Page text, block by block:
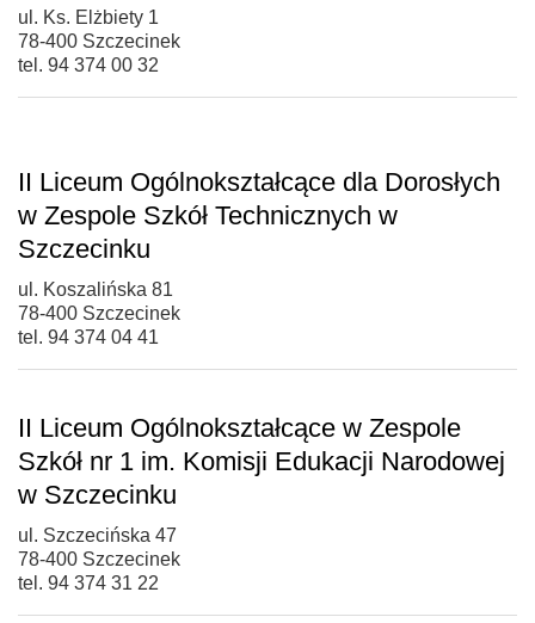
ul. Ks. Elżbiety 1
78-400 Szczecinek
tel. 94 374 00 32
II Liceum Ogólnokształcące dla Dorosłych
w Zespole Szkół Technicznych w
Szczecinku
ul. Koszalińska 81
78-400 Szczecinek
tel. 94 374 04 41
II Liceum Ogólnokształcące w Zespole
Szkół nr 1 im. Komisji Edukacji Narodowej
w Szczecinku
ul. Szczecińska 47
78-400 Szczecinek
tel. 94 374 31 22